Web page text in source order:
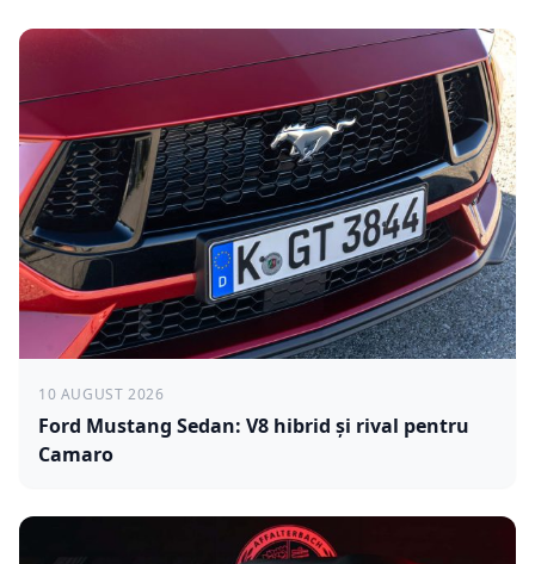
10 AUGUST 2026
Ford Mustang Sedan: V8 hibrid și rival pentru
Camaro